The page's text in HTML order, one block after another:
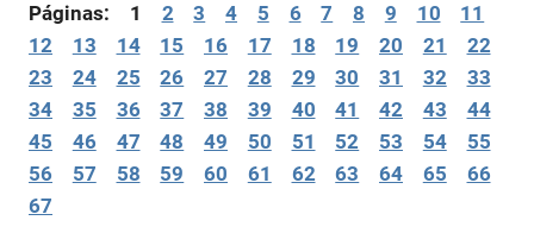
Páginas: 1 2 3 4 5 6 7 8 9 10
11
12
13 14 15 16 17 18 19 20 21
22
23
24 25 26 27 28 29 30 31 32
33
34
35 36 37 38 39 40 41 42 43
44
45
46 47 48 49 50 51 52 53 54
55
56
57 58 59 60 61 62 63 64 65
66
67